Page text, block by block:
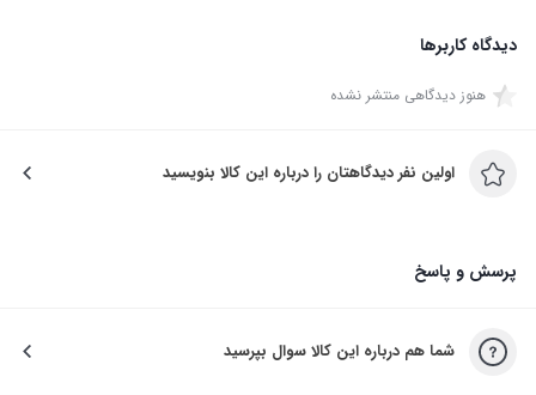
دیدگاه کاربرها
هنوز دیدگاهی منتشر نشده
اولین نفر دیدگاهتان را درباره این کالا بنویسید
پرسش و پاسخ
شما هم درباره این کالا سوال بپرسید